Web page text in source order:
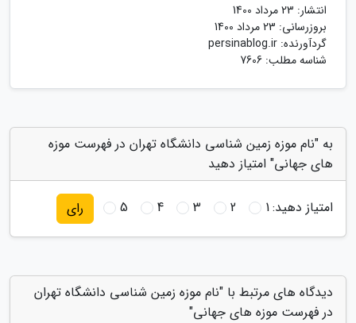
انتشار: 23 مرداد 1400
بروزرسانی: 23 مرداد 1400
گردآورنده: persinablog.ir
شناسه مطلب: 7606
به "نام موزه زمین شناسی دانشگاه تهران در فهرست موزه
های جهانی" امتیاز دهید
امتیاز دهید:1
2
3
4
5 رای
دیدگاه های مرتبط با "نام موزه زمین شناسی دانشگاه تهران
در فهرست موزه های جهانی"